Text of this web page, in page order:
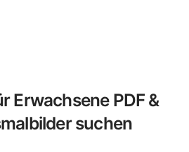
Erwachsene PDF &
suchen